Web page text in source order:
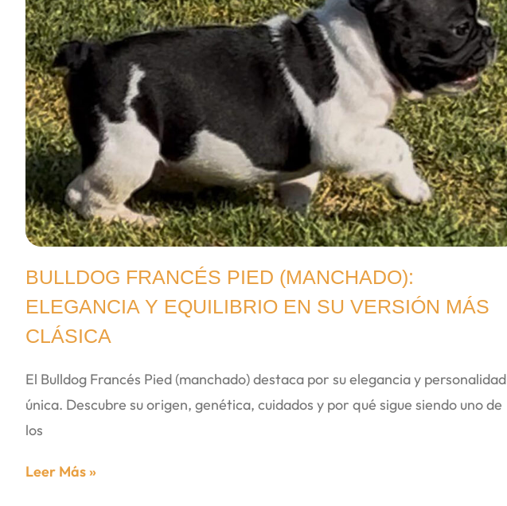
BULLDOG FRANCÉS PIED (MANCHADO):
ELEGANCIA Y EQUILIBRIO EN SU VERSIÓN MÁS
CLÁSICA
El Bulldog Francés Pied (manchado) destaca por su elegancia y personalidad
única. Descubre su origen, genética, cuidados y por qué sigue siendo uno de
los
Leer Más »